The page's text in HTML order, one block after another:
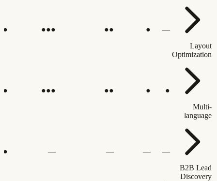
Layout
Optimization
—
●
●●
●●●
Multi-
language
●
●
●●
●●●
B2B Lead
Discovery
—
—
—
—